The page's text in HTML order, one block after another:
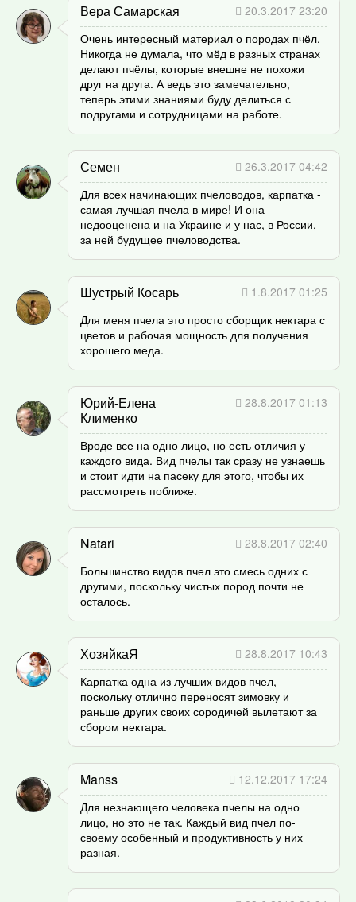
Вера Самарская
20.3.2017 23:20
Очень интересный материал о породах пчёл.
Никогда не думала, что мёд в разных странах
делают пчёлы, которые внешне не похожи
друг на друга. А ведь это замечательно,
теперь этими знаниями буду делиться с
подругами и сотрудницами на работе.
Семен
26.3.2017 04:42
Для всех начинающих пчеловодов, карпатка -
самая лучшая пчела в мире! И она
недооценена и на Украине и у нас, в России,
за ней будущее пчеловодства.
Шустрый Косарь
1.8.2017 01:25
Для меня пчела это просто сборщик нектара с
цветов и рабочая мощность для получения
хорошего меда.
Юрий-Елена
Клименко
28.8.2017 01:13
Вроде все на одно лицо, но есть отличия у
каждого вида. Вид пчелы так сразу не узнаешь
и стоит идти на пасеку для этого, чтобы их
рассмотреть поближе.
Natari
28.8.2017 02:40
Большинство видов пчел это смесь одних с
другими, поскольку чистых пород почти не
осталось.
ХозяйкаЯ
28.8.2017 10:43
Карпатка одна из лучших видов пчел,
поскольку отлично переносят зимовку и
раньше других своих сородичей вылетают за
сбором нектара.
Manss
12.12.2017 17:24
Для незнающего человека пчелы на одно
лицо, но это не так. Каждый вид пчел по-
своему особенный и продуктивность у них
разная.